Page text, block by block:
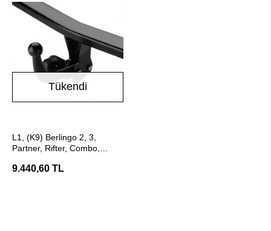
Tükendi
L1, (K9) Berlingo 2, 3,
Partner, Rifter, Combo,
Demiri - E20 Belgeli ( Hakpol
9.440,60 TL